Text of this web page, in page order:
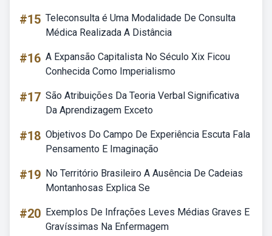
#15 Teleconsulta é Uma Modalidade De Consulta
Médica Realizada A Distância
#16 A Expansão Capitalista No Século Xix Ficou
Conhecida Como Imperialismo
#17 São Atribuições Da Teoria Verbal Significativa
Da Aprendizagem Exceto
#18 Objetivos Do Campo De Experiência Escuta Fala
Pensamento E Imaginação
#19 No Território Brasileiro A Ausência De Cadeias
Montanhosas Explica Se
#20 Exemplos De Infrações Leves Médias Graves E
Gravíssimas Na Enfermagem